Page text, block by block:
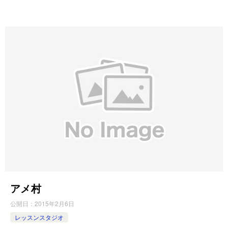
アメ村
公開日： 2015年2月6日
レッスンスタジオ